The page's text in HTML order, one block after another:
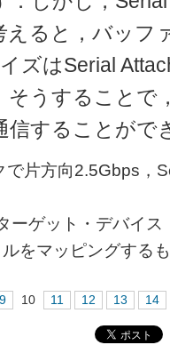
えると，バッフ
ズはSerial
そうすることで
信することがで
で片方向2.5Gbps，
ーゲット・デバイ
をマッピングする
9 10 11 12 13 14